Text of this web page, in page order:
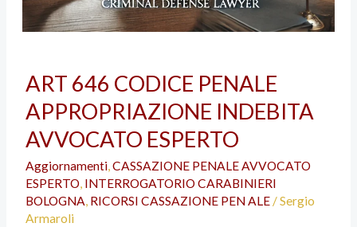
ART 646 CODICE PENALE
APPROPRIAZIONE INDEBITA
AVVOCATO ESPERTO
Aggiornamenti,CASSAZIONE PENALE AVVOCATO
ESPERTO, INTERROGATORIO CARABINIERI
BOLOGNA, RICORSI CASSAZIONE PEN ALE/Sergio
Armaroli
646
CODICE
APPROPRIAZIONE
INDEBITA
AVVOCATO
ESPERTO